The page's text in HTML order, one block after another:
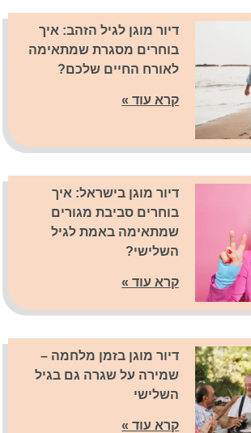
דיור מוגן לגיל הזהב: איך
בוחרים מסגרת שמתאימה
לאורח החיים שלכם?
קרא עוד »
דיור מוגן בישראל: איך
בוחרים סביבת מגורים
שמתאימה באמת לגיל
השלישי?
קרא עוד »
דיור מוגן בזמן מלחמה –
שמירה על שגרה גם בגיל
השלישי
קרא עוד »